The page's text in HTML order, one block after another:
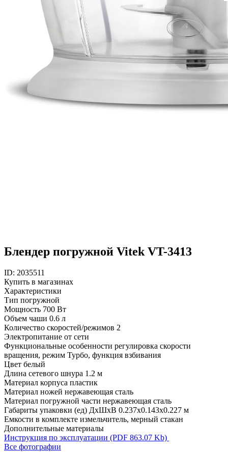
Блендер погружной Vitek VT-3413
ID: 2035511
Купить в магазинах
Характеристики
Тип погружной
Мощность 700 Вт
Объем чаши 0.6 л
Количество скоростей/режимов 2
Электропитание от сети
Функциональные особенности регулировка скорости
вращения, режим Турбо, функция взбивания
Цвет белый
Длина сетевого шнура 1.2 м
Материал корпуса пластик
Материал ножей нержавеющая сталь
Материал погружной части нержавеющая сталь
Габариты упаковки (ед) ДхШхВ 0.237x0.143x0.227 м
Емкости в комплекте измельчитель, мерный стакан
Дополнительные материалы
Инструкция по эксплуатации (PDF 863.07 Kb)
Все фотографии